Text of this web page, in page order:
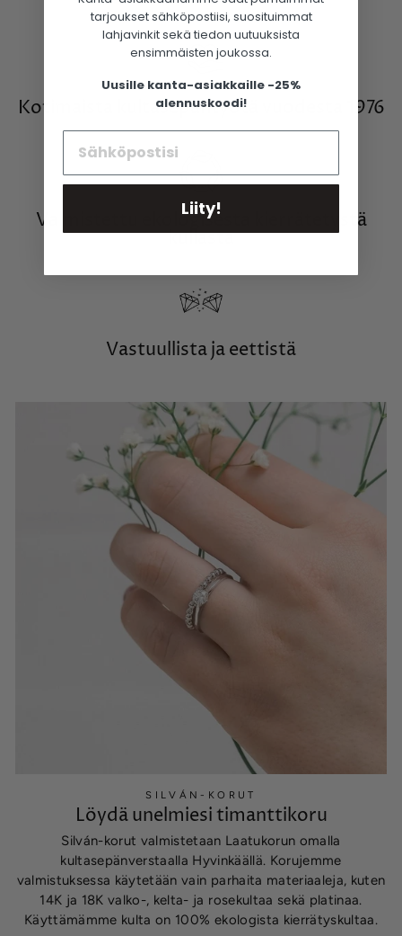
Facebookissa
Kotimaista kultasepäntyötä vuodesta 1976
Valmistettu ekologisesta kierrätetystä
kullasta
Vastuullista ja eettistä
SILVÁN-KORUT
Löydä unelmiesi timanttikoru
Silván-korut valmistetaan Laatukorun omalla
kultasepänverstaalla Hyvinkäällä. Korujemme
valmistuksessa käytetään vain parhaita materiaaleja, kuten
14K ja 18K valko-, kelta- ja rosekultaa sekä platinaa.
Käyttämämme kulta on 100% ekologista kierrätyskultaa.
tarjoukset sähköpostiisi, suosituimmat
lahjavinkit sekä tiedon uutuuksista
ensimmäisten joukossa.
Uusille kanta-asiakkaille -25%
alennuskoodi!
Liity!